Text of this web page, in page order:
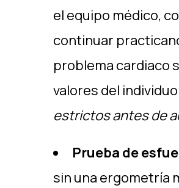
el equipo médico,
continuar
problema cardiaco
valores del
estrictos antes de
Prueba de
sin una ergometría